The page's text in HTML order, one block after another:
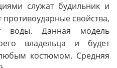
служат будильник и
свойства,
Данная модель
владельца и будет
костюмом. Средняя